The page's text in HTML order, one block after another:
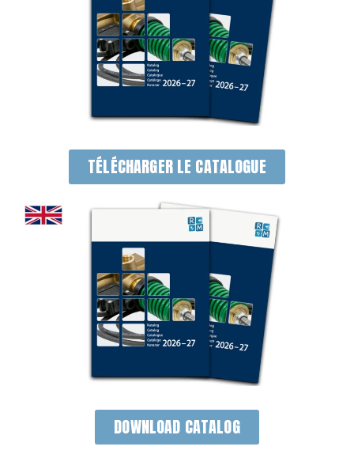
TÉLÉCHARGER LE CATALOGUE
DOWNLOAD CATALOG